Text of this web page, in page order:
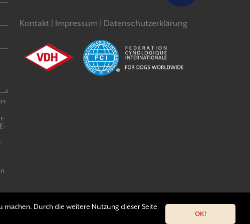
machen. Durch die weitere Nutzung dieser Seite
OK!
Kontakt Impressum Datenschutzerklärung